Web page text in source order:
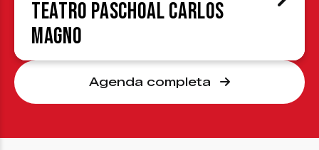
Teatro Paschoal Carlos
Magno
Agenda completa